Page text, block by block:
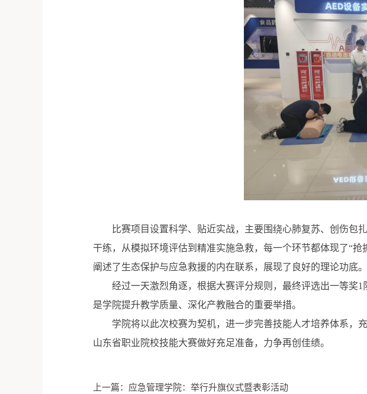
比赛项目设置科学、贴近实战，主要围绕心肺复苏、创伤包
干练，从模拟环境评估到精准实施急救，每一个环节都体现了“
阐述了生态保护与应急救援的内在联系，展现了良好的理论功底。
经过一天激烈角逐，根据大赛评分规则，最终评选出一等奖
是学院提升教学质量、深化产教融合的重要举措。
学院将以此次校赛为契机，进一步完善技能人才培养体系，
山东省职业院校技能大赛做好充足准备，力争再创佳绩。
上一篇：应急管理学院：举行升旗仪式暨表彰活动